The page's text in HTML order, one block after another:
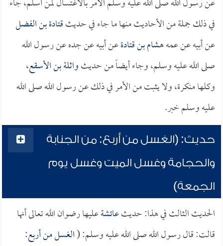
في ذلك جملة من الأحاديث منها ما جاء في حديثقتادة بن الفضل
عن أبيه عن عمههشام بن قتادةعن أبيه عن جده عن رسول الله
صلى الله عليه وسلم، وجاء أيضاً من حديثواثلة بن الأسقع،
وكلها منكرة، ولا يثبت من الأمر في ذلك عن رسول الله صلى الله
عليه وسلم خبر.
حديث: (الغسل من أربع: من الجنابة
والحجامة وغسل الميت وغسل يوم
الجمعة)
الحديث الثالث في هذا: حديثعائشةعليها رضوان الله تعالى أنها
قالت: قال رسول الله صلى الله عليه وسلم: (الغسل من أربع: